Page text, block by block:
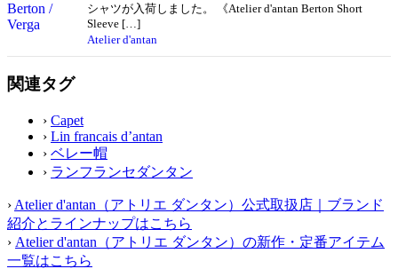
シャツが入荷しました。 《Atelier d'antan Berton Short
Sleeve […]
Atelier d'antan
関連タグ
› Capet
› Lin francais d’antan
› ベレー帽
› ランフランセダンタン
› Atelier d'antan（アトリエ ダンタン）公式取扱店｜ブランド
紹介とラインナップはこちら
› Atelier d'antan（アトリエ ダンタン）の新作・定番アイテム
一覧はこちら